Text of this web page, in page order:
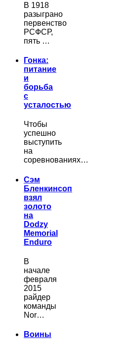
В 1918
разыграно
первенство
РСФСР,
пять …
Гонка:
питание
и
борьба
с
усталостью
Чтобы
успешно
выступить
на
соревнованиях…
Сэм
Бленкинсоп
взял
золото
на
Dodzy
Memorial
Enduro
В
начале
февраля
2015
райдер
команды
Nor…
Воины